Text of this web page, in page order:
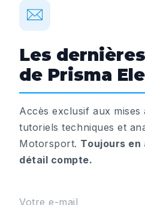
Les
de Prisma
Accès exclusif aux
tutoriels techniques et
Motorsport. Toujours
détail compte.